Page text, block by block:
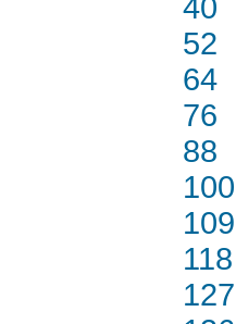
40
52
64
76
88
100
109
118
127